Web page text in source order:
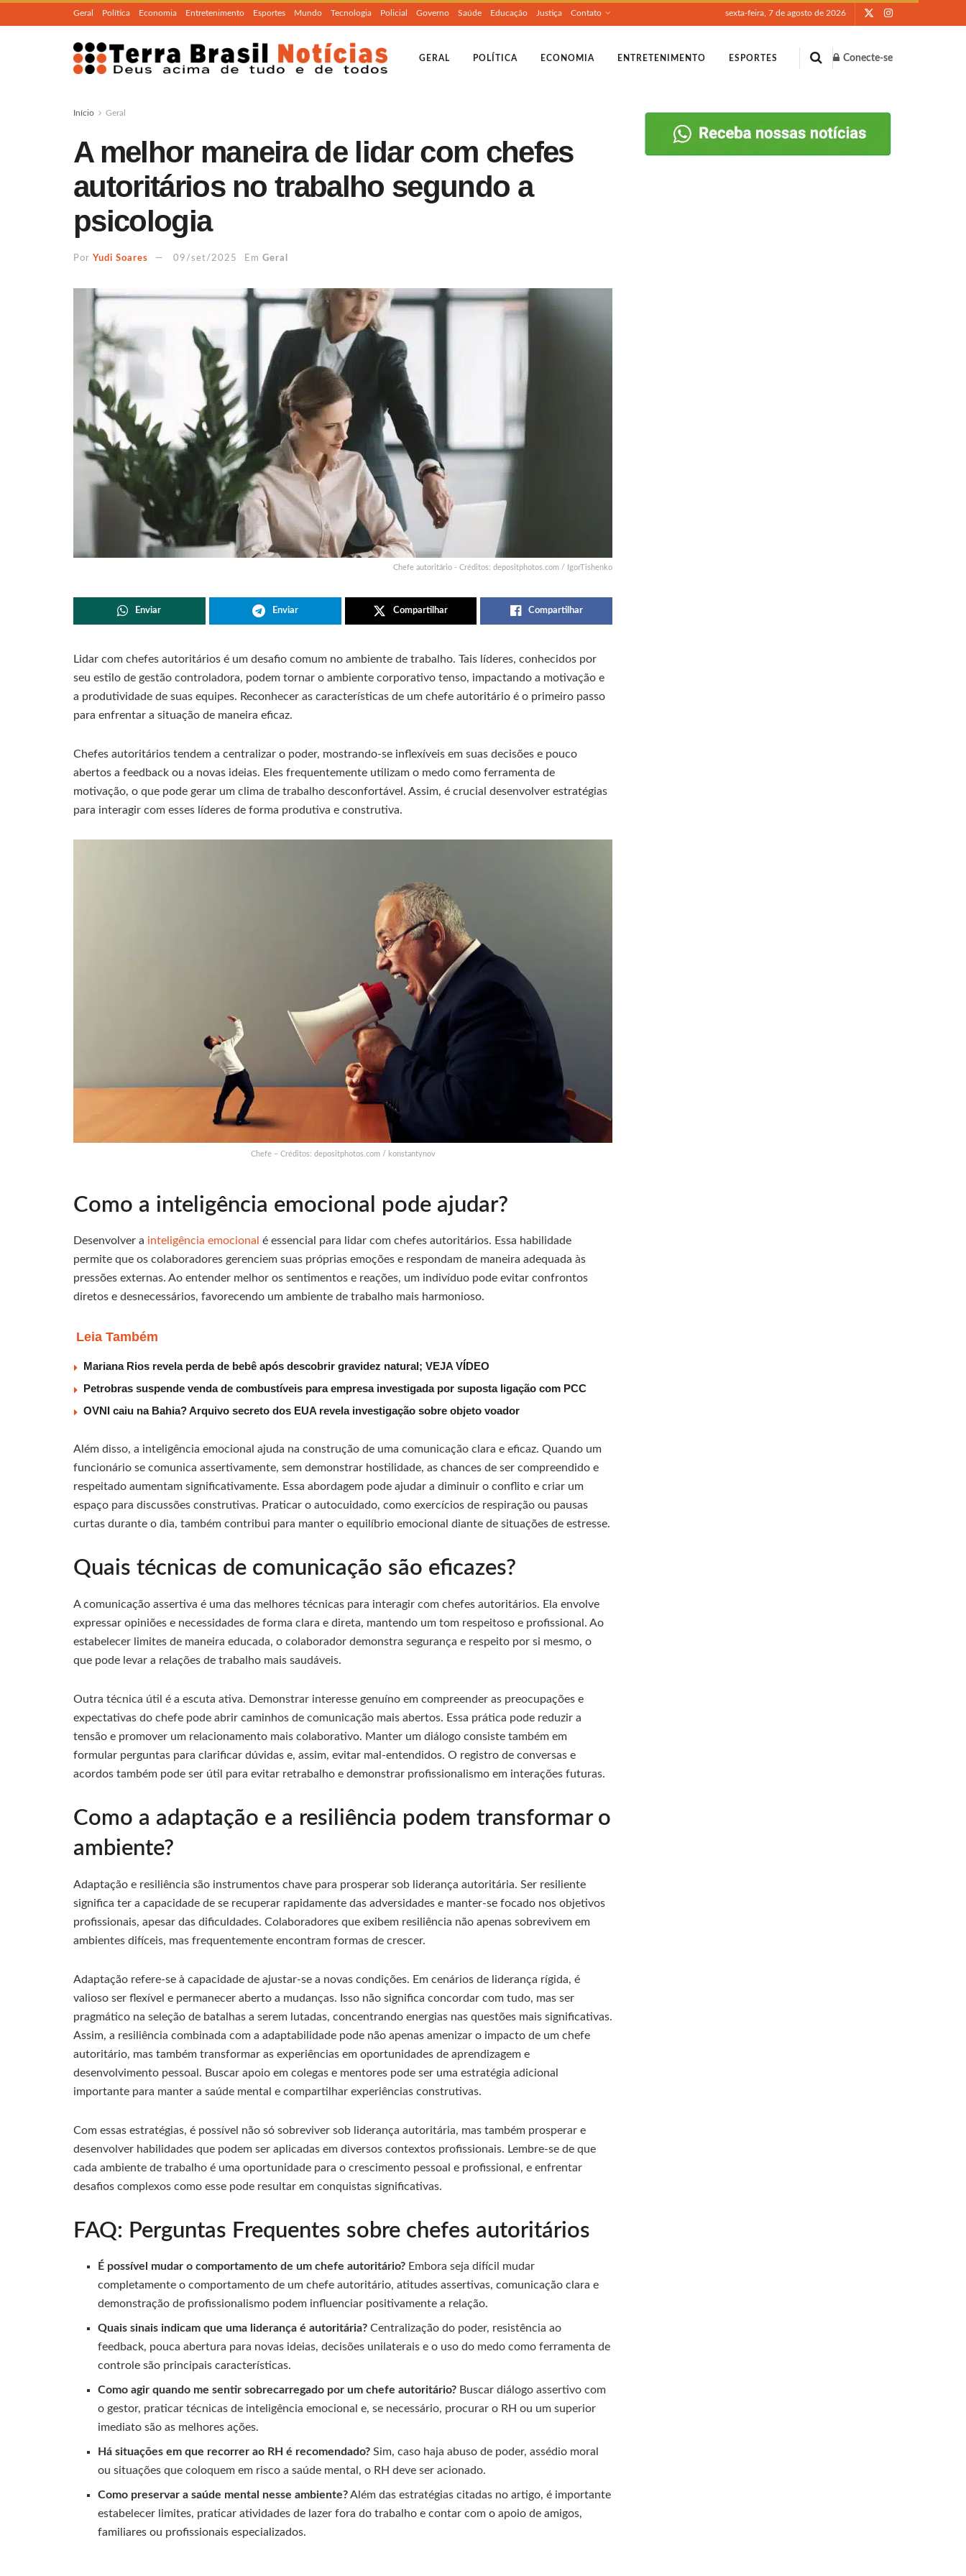
Geral Política Economia Entretenimento Esportes Mundo Tecnologia Policial Governo Saúde Educação Justiça Contato sexta-feira, 7 de agosto de 2026
GERAL POLÍTICA ECONOMIA ENTRETENIMENTO ESPORTES Conecte-se
Início Geral
A melhor maneira de lidar com chefes
autoritários no trabalho segundo a
psicologia
Por Yudi Soares 09/set/2025 Em Geral
Chefe autoritário - Créditos: depositphotos.com / IgorTishenko
Enviar Enviar Compartilhar Compartilhar
Lidar com chefes autoritários é um desafio comum no ambiente de trabalho. Tais líderes, conhecidos por
seu estilo de gestão controladora, podem tornar o ambiente corporativo tenso, impactando a motivação e
a produtividade de suas equipes. Reconhecer as características de um chefe autoritário é o primeiro passo
para enfrentar a situação de maneira eficaz.
Chefes autoritários tendem a centralizar o poder, mostrando-se inflexíveis em suas decisões e pouco
abertos a feedback ou a novas ideias. Eles frequentemente utilizam o medo como ferramenta de
motivação, o que pode gerar um clima de trabalho desconfortável. Assim, é crucial desenvolver estratégias
para interagir com esses líderes de forma produtiva e construtiva.
Chefe – Créditos: depositphotos.com / konstantynov
Como a inteligência emocional pode ajudar?
Desenvolver a inteligência emocional é essencial para lidar com chefes autoritários. Essa habilidade
permite que os colaboradores gerenciem suas próprias emoções e respondam de maneira adequada às
pressões externas. Ao entender melhor os sentimentos e reações, um indivíduo pode evitar confrontos
diretos e desnecessários, favorecendo um ambiente de trabalho mais harmonioso.
Leia Também
Mariana Rios revela perda de bebê após descobrir gravidez natural; VEJA VÍDEO
Petrobras suspende venda de combustíveis para empresa investigada por suposta ligação com PCC
OVNI caiu na Bahia? Arquivo secreto dos EUA revela investigação sobre objeto voador
Além disso, a inteligência emocional ajuda na construção de uma comunicação clara e eficaz. Quando um
funcionário se comunica assertivamente, sem demonstrar hostilidade, as chances de ser compreendido e
respeitado aumentam significativamente. Essa abordagem pode ajudar a diminuir o conflito e criar um
espaço para discussões construtivas. Praticar o autocuidado, como exercícios de respiração ou pausas
curtas durante o dia, também contribui para manter o equilíbrio emocional diante de situações de estresse.
Quais técnicas de comunicação são eficazes?
A comunicação assertiva é uma das melhores técnicas para interagir com chefes autoritários. Ela envolve
expressar opiniões e necessidades de forma clara e direta, mantendo um tom respeitoso e profissional. Ao
estabelecer limites de maneira educada, o colaborador demonstra segurança e respeito por si mesmo, o
que pode levar a relações de trabalho mais saudáveis.
Outra técnica útil é a escuta ativa. Demonstrar interesse genuíno em compreender as preocupações e
expectativas do chefe pode abrir caminhos de comunicação mais abertos. Essa prática pode reduzir a
tensão e promover um relacionamento mais colaborativo. Manter um diálogo consiste também em
formular perguntas para clarificar dúvidas e, assim, evitar mal-entendidos. O registro de conversas e
acordos também pode ser útil para evitar retrabalho e demonstrar profissionalismo em interações futuras.
Como a adaptação e a resiliência podem transformar o
ambiente?
Adaptação e resiliência são instrumentos chave para prosperar sob liderança autoritária. Ser resiliente
significa ter a capacidade de se recuperar rapidamente das adversidades e manter-se focado nos objetivos
profissionais, apesar das dificuldades. Colaboradores que exibem resiliência não apenas sobrevivem em
ambientes difíceis, mas frequentemente encontram formas de crescer.
Adaptação refere-se à capacidade de ajustar-se a novas condições. Em cenários de liderança rígida, é
valioso ser flexível e permanecer aberto a mudanças. Isso não significa concordar com tudo, mas ser
pragmático na seleção de batalhas a serem lutadas, concentrando energias nas questões mais significativas.
Assim, a resiliência combinada com a adaptabilidade pode não apenas amenizar o impacto de um chefe
autoritário, mas também transformar as experiências em oportunidades de aprendizagem e
desenvolvimento pessoal. Buscar apoio em colegas e mentores pode ser uma estratégia adicional
importante para manter a saúde mental e compartilhar experiências construtivas.
Com essas estratégias, é possível não só sobreviver sob liderança autoritária, mas também prosperar e
desenvolver habilidades que podem ser aplicadas em diversos contextos profissionais. Lembre-se de que
cada ambiente de trabalho é uma oportunidade para o crescimento pessoal e profissional, e enfrentar
desafios complexos como esse pode resultar em conquistas significativas.
FAQ: Perguntas Frequentes sobre chefes autoritários
É possível mudar o comportamento de um chefe autoritário? Embora seja difícil mudar
completamente o comportamento de um chefe autoritário, atitudes assertivas, comunicação clara e
demonstração de profissionalismo podem influenciar positivamente a relação.
Quais sinais indicam que uma liderança é autoritária? Centralização do poder, resistência ao
feedback, pouca abertura para novas ideias, decisões unilaterais e o uso do medo como ferramenta de
controle são principais características.
Como agir quando me sentir sobrecarregado por um chefe autoritário? Buscar diálogo assertivo com
o gestor, praticar técnicas de inteligência emocional e, se necessário, procurar o RH ou um superior
imediato são as melhores ações.
Há situações em que recorrer ao RH é recomendado? Sim, caso haja abuso de poder, assédio moral
ou situações que coloquem em risco a saúde mental, o RH deve ser acionado.
Como preservar a saúde mental nesse ambiente?Além das estratégias citadas no artigo, é importante
estabelecer limites, praticar atividades de lazer fora do trabalho e contar com o apoio de amigos,
familiares ou profissionais especializados.